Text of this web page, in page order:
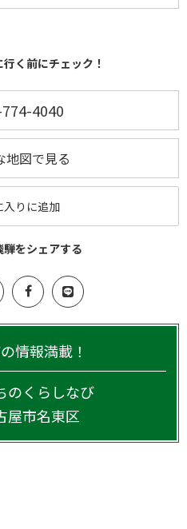
く前にチェック！
4040
地図で見る
入りに追加
騨をシェアする
情報満載！
のくらしなび
屋市名東区